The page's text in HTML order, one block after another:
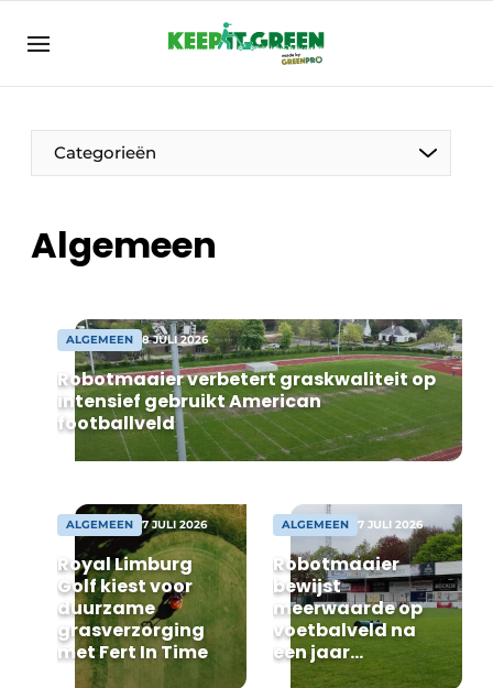
NL ENG FR
Categorieën
Algemeen
ALGEMEEN 8 JULI 2026
Robotmaaier verbetert graskwaliteit op
intensief gebruikt American
footballveld
ALGEMEEN 7 JULI 2026
Royal Limburg
Golf kiest voor
duurzame
grasverzorging
met Fert In Time
ALGEMEEN 7 JULI 2026
Robotmaaier
bewijst
meerwaarde op
voetbalveld na
een jaar
praktijkervaring